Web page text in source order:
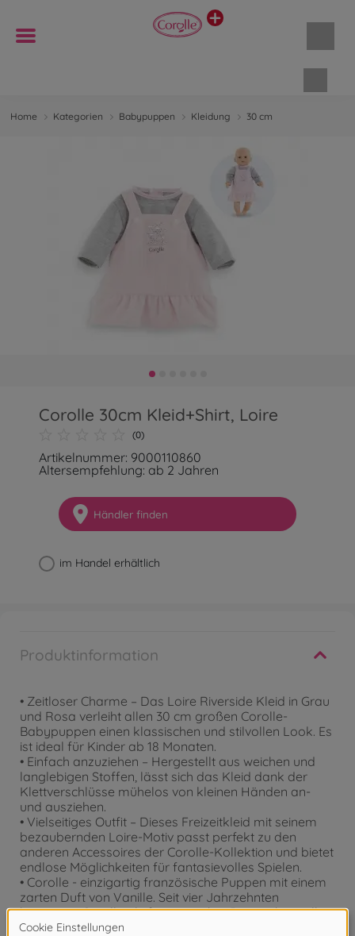
Home Kategorien Babypuppen Kleidung 30 cm
Corolle 30cm Kleid+Shirt, Loire
(0)
Artikelnummer: 9000110860
Altersempfehlung: ab 2 Jahren
Händler finden
im Handel erhältlich
Produktinformation
• Zeitloser Charme – Das Loire Riverside Kleid in Grau
und Rosa verleiht allen 30 cm großen Corolle-
Babypuppen einen klassischen und stilvollen Look. Es
ist ideal für Kinder ab 18 Monaten.
• Einfach anzuziehen – Hergestellt aus weichen und
langlebigen Stoffen, lässt sich das Kleid dank der
Klettverschlüsse mühelos von kleinen Händen an-
und ausziehen.
• Vielseitiges Outfit – Dieses Freizeitkleid mit seinem
bezaubernden Loire-Motiv passt perfekt zu den
anderen Accessoires der Corolle-Kollektion und bietet
endlose Möglichkeiten für fantasievolles Spielen.
• Corolle - einzigartig französische Puppen mit einem
zarten Duft von Vanille. Seit vier Jahrzehnten
begeistert Corolle als französischer Puppenhersteller
Kinder mit liebevollen Spielgefährten, die Fantasie und